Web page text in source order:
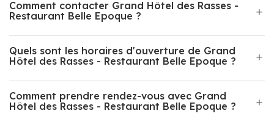
Comment contacter Grand Hôtel des Rasses -
Restaurant Belle Epoque ?
Quels sont les horaires d'ouverture de Grand
Hôtel des Rasses - Restaurant Belle Epoque ?
Comment prendre rendez-vous avec Grand
Hôtel des Rasses - Restaurant Belle Epoque ?